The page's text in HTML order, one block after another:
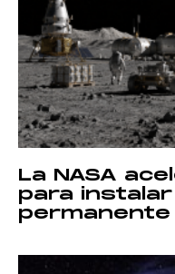
La NASA
para
permanente